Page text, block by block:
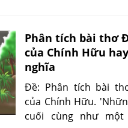
Phân tích bài thơ
của Chính Hữu
nghĩa
Đề: Phân tích bài
của Chính Hữu.
cuối cùng như một